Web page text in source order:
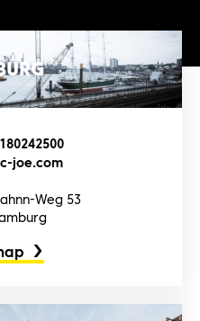
j‌o‌e‌.c‌o‌m‌
Weg 53